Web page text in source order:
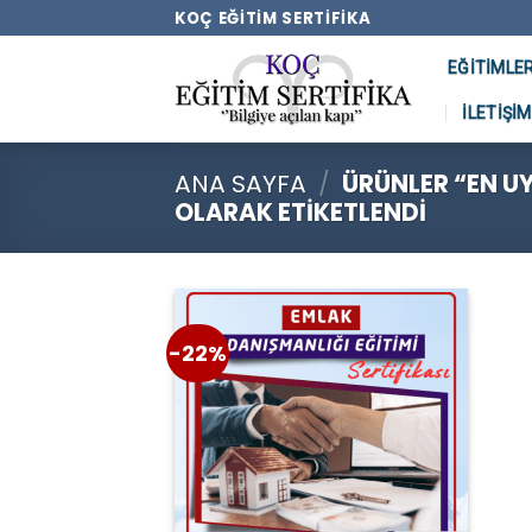
KOÇ EĞITIM SERTIFIKA
İLETIŞIM
ANA SAYFA / ÜRÜNLER “EN
OLARAK ETIKETLENDI
-22%